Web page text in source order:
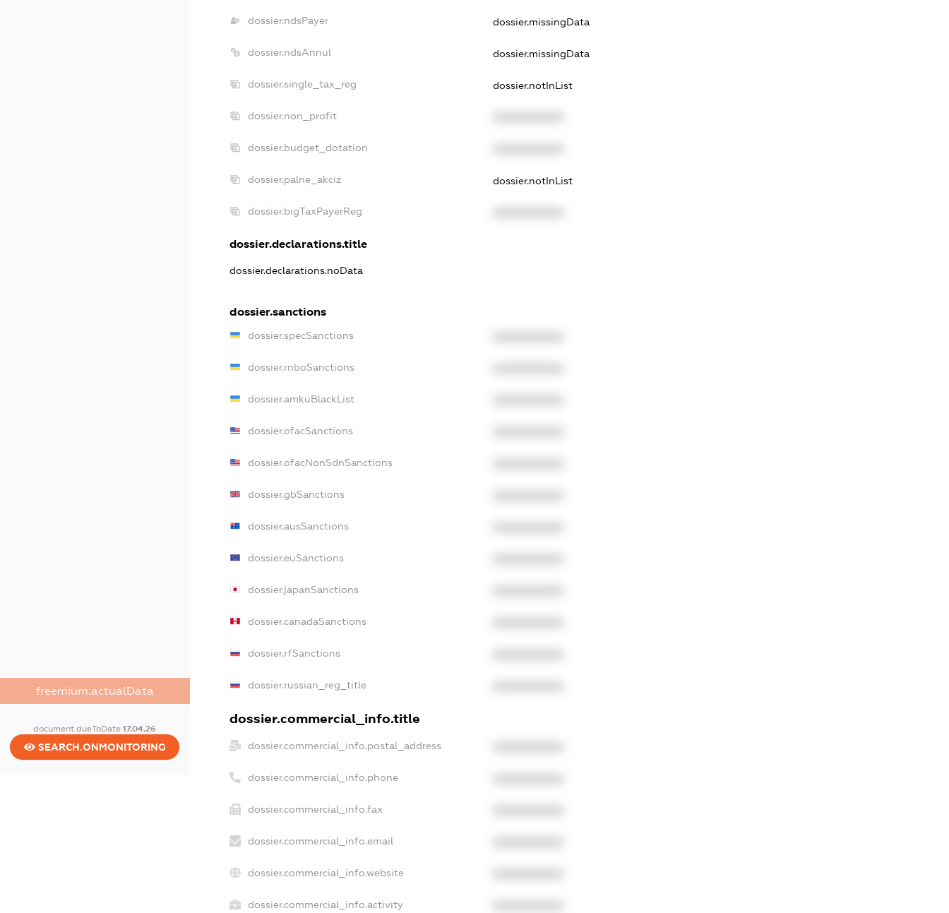
freemium.actualData
document.dueToDate17.04.26
SEARCH.ONMONITORING
dossier.ndsPayer dossier.missingData
dossier.ndsAnnul dossier.missingData
dossier.single_tax_reg dossier.notInList
dossier.non_profit
dossier.budget_dotation
dossier.palne_akciz dossier.notInList
dossier.bigTaxPayerReg
dossier.declarations.title
dossier.declarations.noData
dossier.sanctions
dossier.specSanctions
dossier.rnboSanctions
dossier.amkuBlackList
dossier.ofacSanctions
dossier.ofacNonSdnSanctions
dossier.gbSanctions
dossier.ausSanctions
dossier.euSanctions
dossier.japanSanctions
dossier.canadaSanctions
dossier.rfSanctions
dossier.russian_reg_title
dossier.commercial_info.title
dossier.commercial_info.postal_address
dossier.commercial_info.phone
dossier.commercial_info.fax
dossier.commercial_info.email
dossier.commercial_info.website
dossier.commercial_info.activity